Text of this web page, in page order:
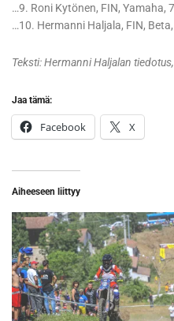
…9. Roni Kytönen, FIN, Yamaha,
…10. Hermanni Haljala, FIN,
Teksti: Hermanni Haljalan
Jaa tämä:
Facebook X
Aiheeseen liittyy